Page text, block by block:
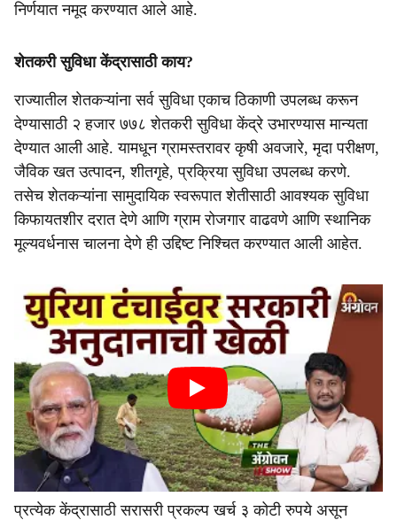
निर्णयात नमूद करण्यात आले आहे.
शेतकरी सुविधा केंद्रासाठी काय?
राज्यातील शेतकऱ्यांना सर्व सुविधा एकाच ठिकाणी उपलब्ध करून
देण्यासाठी २ हजार ७७८ शेतकरी सुविधा केंद्रे उभारण्यास मान्यता
देण्यात आली आहे. यामधून ग्रामस्तरावर कृषी अवजारे, मृदा परीक्षण,
जैविक खत उत्पादन, शीतगृहे, प्रक्रिया सुविधा उपलब्ध करणे.
तसेच शेतकऱ्यांना सामुदायिक स्वरूपात शेतीसाठी आवश्यक सुविधा
किफायतशीर दरात देणे आणि ग्राम रोजगार वाढवणे आणि स्थानिक
मूल्यवर्धनास चालना देणे ही उद्दिष्ट निश्चित करण्यात आली आहेत.
प्रत्येक केंद्रासाठी सरासरी प्रकल्प खर्च ३ कोटी रुपये असून